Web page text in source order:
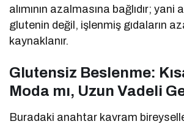
alımının azalmasına bağlıdır; yani
glutenin değil, işlenmiş gıdaların
kaynaklanır.
Glutensiz Beslenme:
Moda mı, Uzun Vadeli
Buradaki anahtar kavram